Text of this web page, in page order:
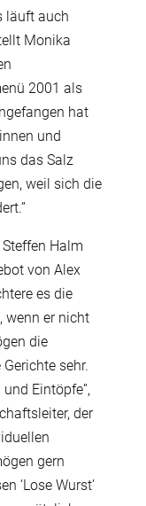
läuft auch
Monika
2001 als
hat
und
das Salz
weil sich die
Halm
von Alex
es die
wenn er nicht
die
sehr.
Eintöpfe”,
der
gern
‘Lose Wurst’